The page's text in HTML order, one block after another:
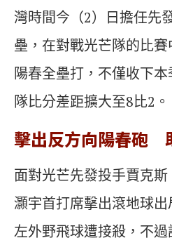
灣時間今（2）日擔任先
壘，在對戰光芒隊的比
陽春全壘打，不僅收下
隊比分差距擴大至8比2。
擊出反方向陽春砲
面對光芒先發投手賈克
灝宇首打席擊出滾地球
左外野飛球遭接殺，不